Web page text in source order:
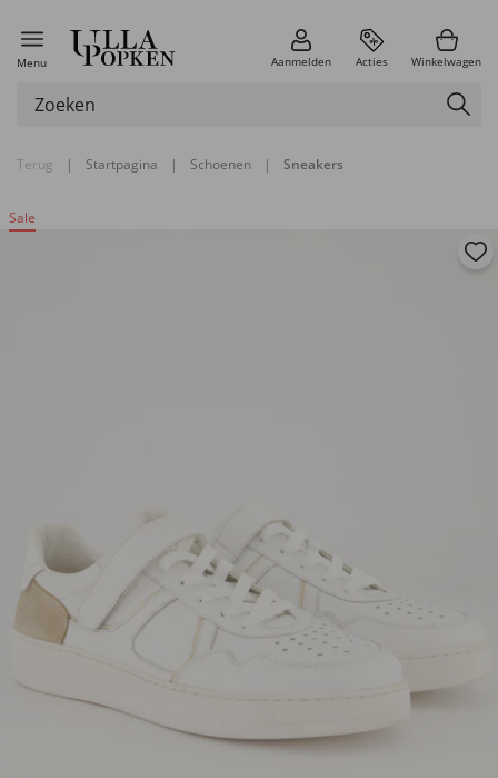
Menu Aanmelden Acties Winkelwagen
Terug | Startpagina | Schoenen | Sneakers
Sale